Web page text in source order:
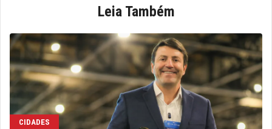
Leia Também
CIDADES